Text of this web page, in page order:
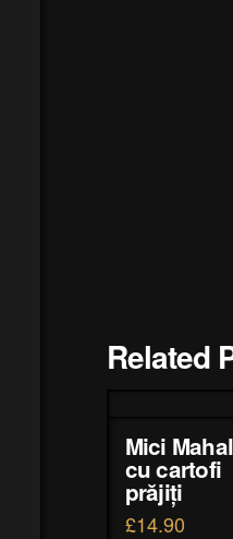
Related
Mici
cu cartofi
prăjiți
£14.90